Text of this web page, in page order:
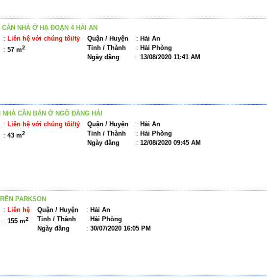
CĂN NHÀ Ở HẠ ĐOẠN 4 HẢI AN
: Liên hệ với chúng tôi/tỷ
: 57 m2
Quận / Huyện : Hải An
Tỉnh / Thành
: Hải Phòng
Ngày đăng
: 13/08/2020 11:41 AM
NHÀ CẦN BÁN Ở NGÕ ĐẰNG HẢI
: Liên hệ với chúng tôi/tỷ
: 43 m2
Quận / Huyện : Hải An
Tỉnh / Thành
: Hải Phòng
Ngày đăng
: 12/08/2020 09:45 AM
PARKSON
: Liên hệ
: 155 m2
Quận / Huyện : Hải An
Tỉnh / Thành
: Hải Phòng
Ngày đăng
: 30/07/2020 16:05 PM